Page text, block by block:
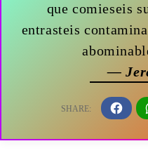
que comieseis
entrasteis
—